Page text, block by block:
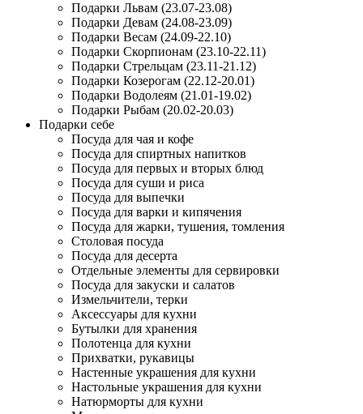
Подарки Львам (23.07-23.08)
Подарки Девам (24.08-23.09)
Подарки Весам (24.09-22.10)
Подарки Скорпионам (23.10-22.11)
Подарки Стрельцам (23.11-21.12)
Подарки Козерогам (22.12-20.01)
Подарки Водолеям (21.01-19.02)
Подарки Рыбам (20.02-20.03)
Подарки себе
Посуда для чая и кофе
Посуда для спиртных напитков
Посуда для первых и вторых блюд
Посуда для суши и риса
Посуда для выпечки
Посуда для варки и кипячения
Посуда для жарки, тушения, томления
Столовая посуда
Посуда для десерта
Отдельные элементы для сервировки
Посуда для закуски и салатов
Измельчители, терки
Аксессуары для кухни
Бутылки для хранения
Полотенца для кухни
Прихватки, рукавицы
Настенные украшения для кухни
Настольные украшения для кухни
Натюрморты для кухни